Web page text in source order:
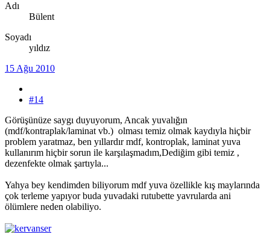
Adı
Bülent
Soyadı
yıldız
15 Ağu 2010
#14
Görüşünüze saygı duyuyorum, Ancak yuvalığın
(mdf/kontraplak/laminat vb.) olması temiz olmak kaydıyla hiçbir
problem yaratmaz, ben yıllardır mdf, kontroplak, laminat yuva
kullanırım hiçbir sorun ile karşılaşmadım,Dediğim gibi temiz ,
dezenfekte olmak şartıyla...
Yahya bey kendimden biliyorum mdf yuva özellikle kış maylarında
çok terleme yapıyor buda yuvadaki rutubette yavrularda ani
ölümlere neden olabiliyo.